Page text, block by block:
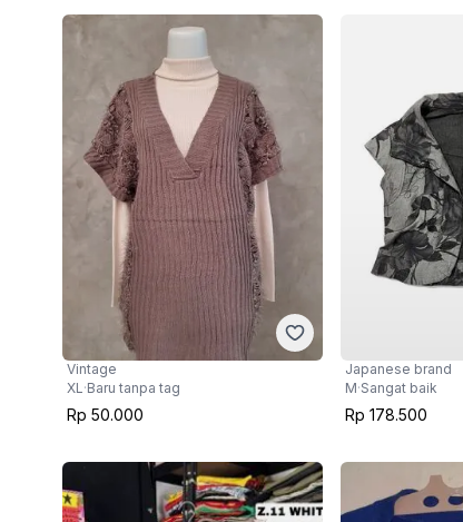
Vintage
XL·Baru tanpa tag
Rp 50.000
Japanese brand
M·Sangat baik
Rp 178.500